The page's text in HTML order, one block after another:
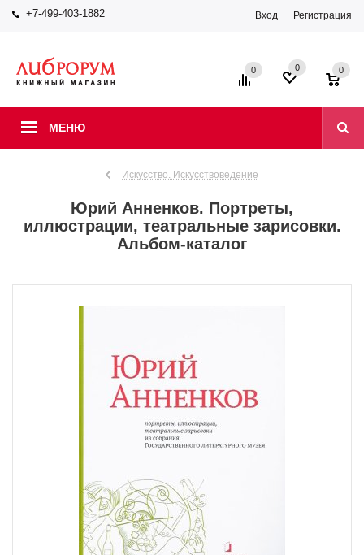
+7-499-403-1882 Вход Регистрация
МЕНЮ
0 0 0
Искусство. Искусствоведение
Юрий Анненков. Портреты,
иллюстрации, театральные зарисовки.
Альбом-каталог